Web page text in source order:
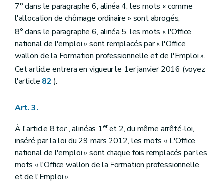
7° dans le paragraphe 6, alinéa 4, les mots « comme
l'allocation de chômage ordinaire » sont abrogés;
8° dans le paragraphe 6, alinéa 5, les mots « l'Office
national de l'emploi » sont remplacés par « l'Office
wallon de la Formation professionnelle et de l'Emploi ».
Cet article entrera en vigueur le 1er janvier 2016 (voyez
l'article 82 ).
Art. 3.
À l'article 8ter, alinéas 1eret 2, du même arrêté-loi,
inséré par la loi du 29 mars 2012, les mots « L'Office
national de l'emploi » sont chaque fois remplacés par les
mots « l'Office wallon de la Formation professionnelle
et de l'Emploi ».